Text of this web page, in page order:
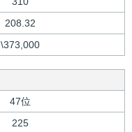
208.32
\373,000
47位
225